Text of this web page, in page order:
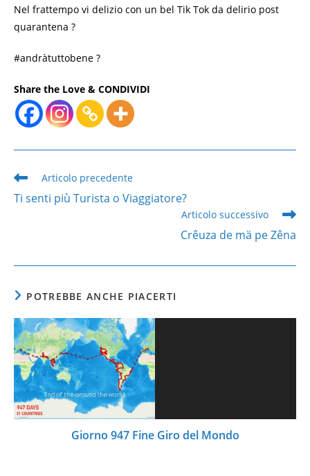
Nel frattempo vi delizio con un bel Tik Tok da delirio post
quarantena ?
#andràtuttobene ?
Share the Love & CONDIVIDI
Leggi
articoli
Articolo precedente
Ti senti più Turista o Viaggiatore?
Articolo successivo
Crêuza de mä pe Zêna
POTREBBE ANCHE PIACERTI
Giorno 947 Fine Giro del Mondo